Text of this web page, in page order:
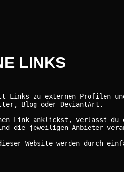
LINKS
Links zu externen Profilen
Blog oder DeviantArt.
Link anklickst, verlässt du
die jeweiligen Anbieter
dieser Website werden durch